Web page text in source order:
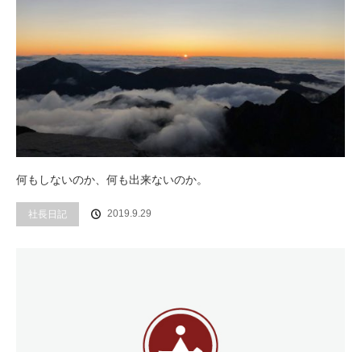
何もしないのか、何も出来ないのか。
社長日記 2019.9.29